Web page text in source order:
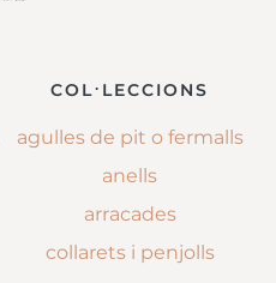
COL·LECCIONS
agulles de pit o fermalls
anells
arracades
collarets i penjolls